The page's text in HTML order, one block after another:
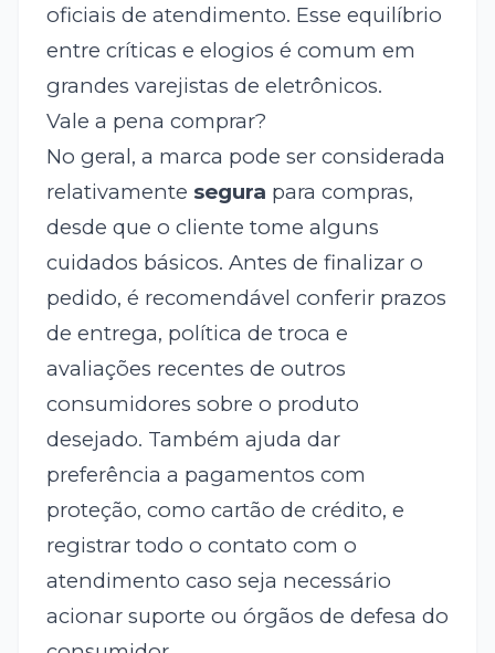
oficiais de atendimento. Esse equilíbrio
entre críticas e elogios é comum em
grandes varejistas de eletrônicos.
Vale a pena comprar?
No geral, a marca pode ser considerada
relativamente segura para compras,
desde que o cliente tome alguns
cuidados básicos. Antes de finalizar o
pedido, é recomendável conferir prazos
de entrega, política de troca e
avaliações recentes de outros
consumidores sobre o produto
desejado. Também ajuda dar
preferência a pagamentos com
proteção, como cartão de crédito, e
registrar todo o contato com o
atendimento caso seja necessário
acionar suporte ou órgãos de defesa do